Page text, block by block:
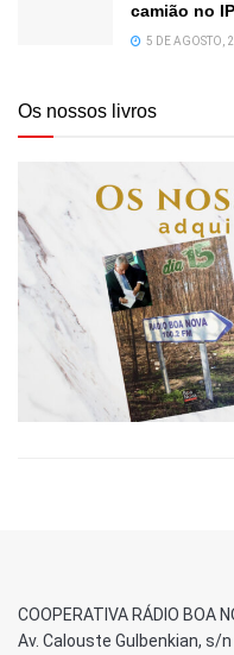
camião no
5 DE AGOSTO,
Os nossos livros
COOPERATIVA RÁDIO BOA
Av. Calouste Gulbenkian, s/n